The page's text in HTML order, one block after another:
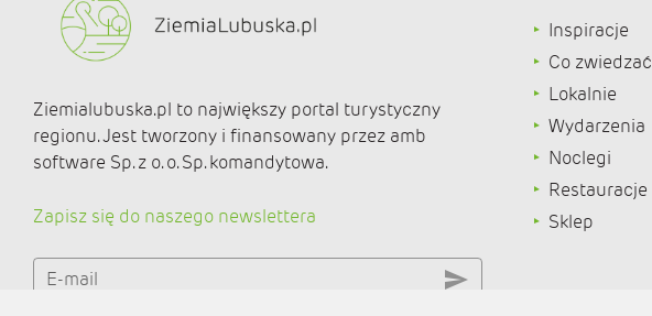
Ziemialubuska.pl to największy portal turystyczny
regionu. Jest tworzony i finansowany przez amb
software Sp. z o. o. Sp. komandytowa.
Zapisz się do naszego newslettera
E-mail
Inspiracje
Co zwiedzać
Lokalnie
Wydarzenia
Noclegi
Restauracje
Sklep